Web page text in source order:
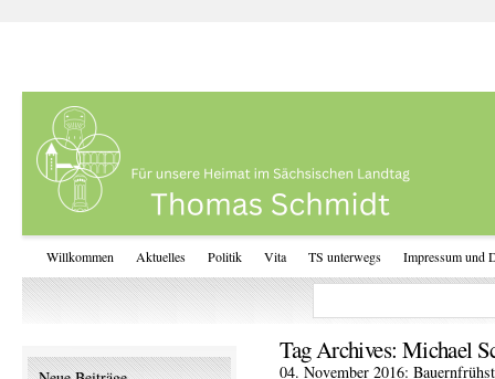
Willkommen Aktuelles Politik Vita TS unterwegs Impressum und
Tag Archives: Michael
04. November 2016: